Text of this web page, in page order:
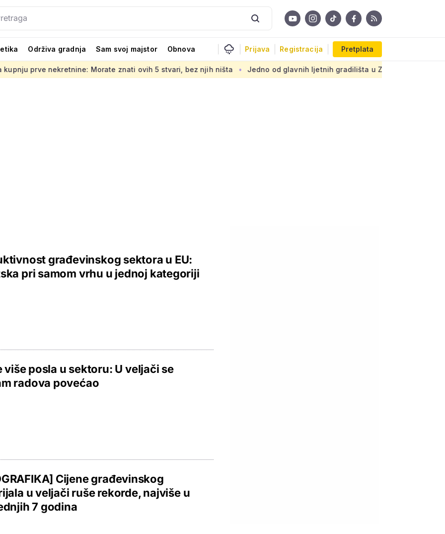
Održiva gradnja Sam svoj majstor Obnova Prijava Registracija Pretplata
nekretnine: Morate znati ovih 5 stvari, bez njih ništa Jedno od glavnih ljetnih gradilišta u Zagrebu: Novi armirani
građevinskog sektora u EU:
pri samom vrhu u jednoj kategoriji
više posla u sektoru: U veljači se
radova povećao
Cijene građevinskog
u veljači ruše rekorde, najviše u
7 godina